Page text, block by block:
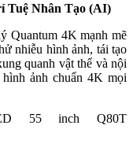
Tuệ Nhân Tạo (AI)
Quantum 4K mạnh mẽ
nhiễu hình ảnh, tái tạo
quanh vật thể và nội
ảnh chuẩn 4K mọi